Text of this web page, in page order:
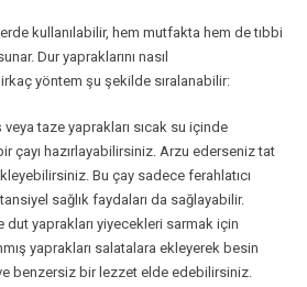
kullanılabilir, hem mutfakta hem de tıbbi
Dur yapraklarını nasıl
yöntem şu şekilde sıralanabilir:
veya taze yaprakları sıcak su içinde
çayı hazırlayabilirsiniz. Arzu ederseniz tat
Bu çay sadece ferahlatıcı
sağlık faydaları da sağlayabilir.
dut yaprakları yiyecekleri sarmak için
yaprakları salatalara ekleyerek besin
benzersiz bir lezzet elde edebilirsiniz.